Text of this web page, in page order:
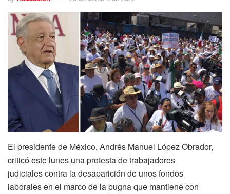
El presidente de México, Andrés Manuel López Obrador,
criticó este lunes una protesta de trabajadores
judiciales contra la desaparición de unos fondos
laborales en el marco de la pugna que mantiene con